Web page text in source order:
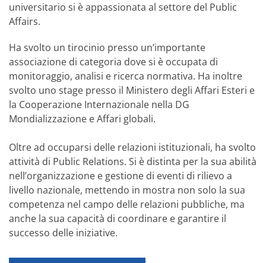
universitario si è appassionata al settore del Public
Affairs.
Ha svolto un tirocinio presso un’importante
associazione di categoria dove si è occupata di
monitoraggio, analisi e ricerca normativa. Ha inoltre
svolto uno stage presso il Ministero degli Affari Esteri e
la Cooperazione Internazionale nella DG
Mondializzazione e Affari globali.
Oltre ad occuparsi delle relazioni istituzionali, ha svolto
attività di Public Relations. Si è distinta per la sua abilità
nell’organizzazione e gestione di eventi di rilievo a
livello nazionale, mettendo in mostra non solo la sua
competenza nel campo delle relazioni pubbliche, ma
anche la sua capacità di coordinare e garantire il
successo delle iniziative.